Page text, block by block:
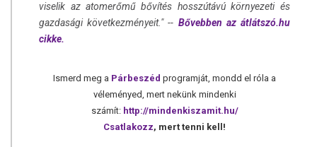
viselik az atomerőmű bővítés hosszútávú környezeti és
gazdasági következményeit." -- Bővebben az átlátszó.hu
cikke.
Ismerd meg a Párbeszéd programját, mondd el róla a
véleményed, mert nekünk mindenki
számít: http://mindenkiszamit.hu/
Csatlakozz, mert tenni kell!